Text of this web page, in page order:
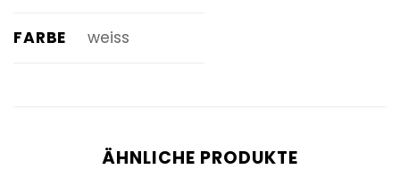
FARBE weiss
ÄHNLICHE PRODUKTE